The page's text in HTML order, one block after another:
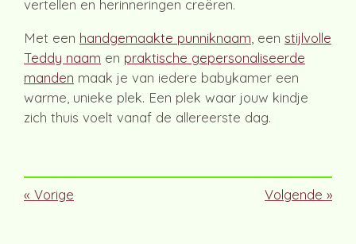
vertellen en herinneringen creëren.
Met een handgemaakte punniknaam , een stijlvolle
Teddy naam en praktische gepersonaliseerde
manden maak je van iedere babykamer een
warme, unieke plek. Een plek waar jouw kindje
zich thuis voelt vanaf de allereerste dag.
« Vorige Volgende »